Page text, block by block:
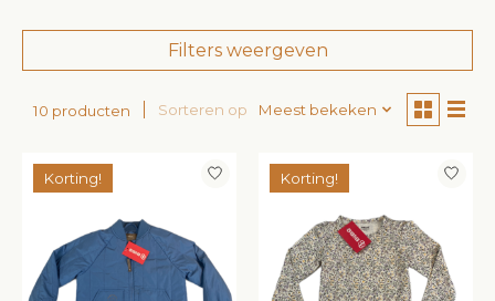
Filters weergeven
10 producten Sorteren op Meest bekeken
Korting! Korting!